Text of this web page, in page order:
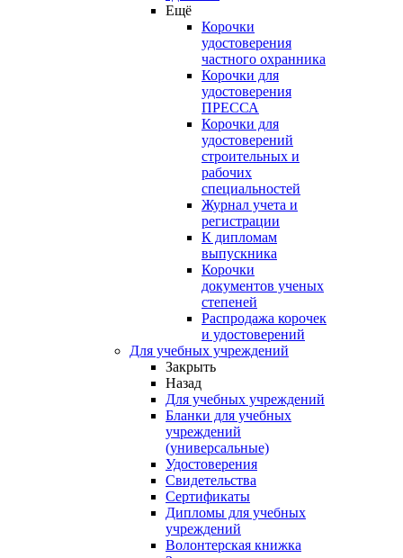
Ещё
Корочки
удостоверения
частного охранника
Корочки для
удостоверения
ПРЕССА
Корочки для
удостоверений
строительных и
рабочих
специальностей
Журнал учета и
регистрации
К дипломам
выпускника
Корочки
документов ученых
степеней
Распродажа корочек
и удостоверений
Для учебных учреждений
Закрыть
Назад
Для учебных учреждений
Бланки для учебных
учреждений
(универсальные)
Удостоверения
Свидетельства
Сертификаты
Дипломы для учебных
учреждений
Волонтерская книжка